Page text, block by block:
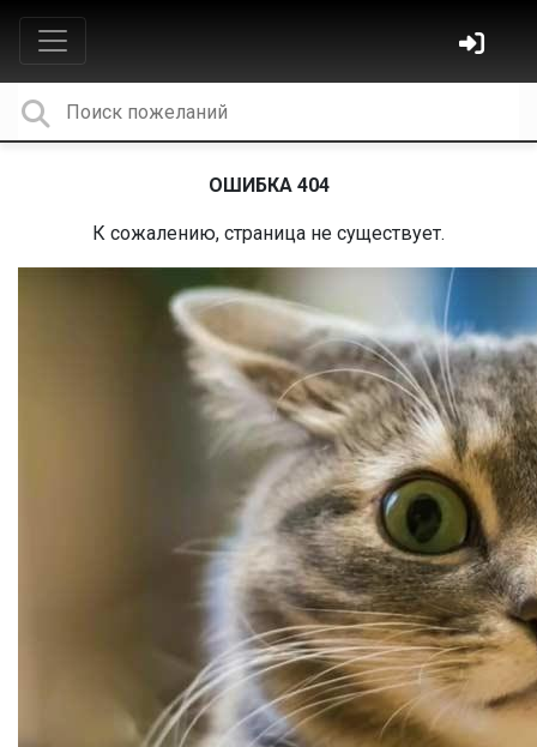
ОШИБКА 404
К сожалению, страница не существует.